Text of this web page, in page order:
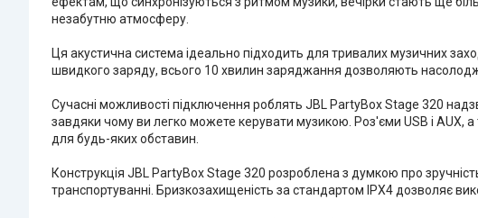
незабутню атмосферу.
Ця акустична система ідеально підходить для тривалих музичних
швидкого заряду, всього 10 хвилин заряджання дозволяють
Сучасні можливості підключення роблять JBL PartyBox Stage 320
завдяки чому ви легко можете керувати музикою. Роз'єми USB і AUX,
для будь-яких обставин.
Конструкція JBL PartyBox Stage 320 розроблена з думкою про
транспортуванні. Бризкозахищеність за стандартом IPX4 дозволяє